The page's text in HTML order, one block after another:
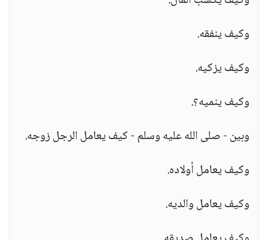
وكيف ينفقه.
وكيف يزكيه.
وكيف ينميه؟.
وبين - صلى الله عليه وسلم - كيف يعامل الرجل زوجه.
وكيف يعامل أولاده.
وكيف يعامل والديه.